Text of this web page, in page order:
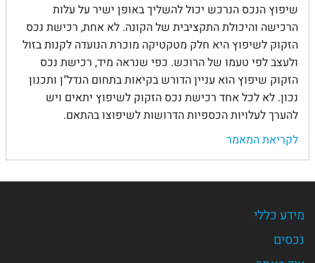
שיפוץ הנכס הנרכש יכול להשליך באופן ישיר על עלות
הרכישה והיכולת התקציבית של הקונה. לא אחת, רכישת נכס
הזקוק לשיפוץ היא חלק מטקטיקה מוכרת הנועדה לקנות בזול
ולעצב לפי טעמו של הרוכש. כפי שנראה מיד, רכישת נכס
הזקוק שיפוץ הוא עניין הדורש בקיאות בתחום הנדל"ן ותכנון
נכון. לא לכל אחד רכישת נכס הזקוק לשיפוץ יתאים ויש
להערך לעלויות הכספיות הדרושות לשיפוצו בהתאם.
לקריאת המאמר
מידע כללי
נכסים